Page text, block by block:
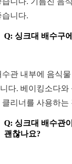
습니다.
Q: 싱크대 배수구
수관 내부에 음식
다. 베이킹소다
클리너를 사용하는
Q: 싱크대 배수관
괜찮나요?